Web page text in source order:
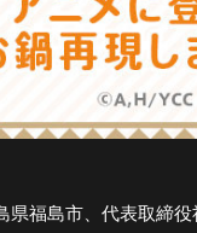
福島市、代表取締